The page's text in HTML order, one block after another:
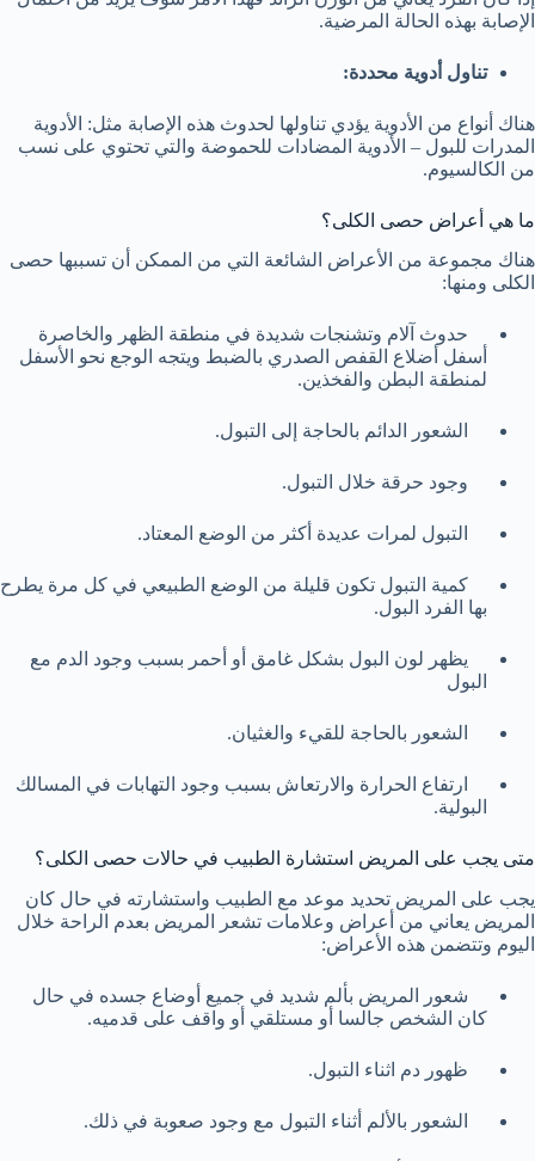
الإصابة بهذه الحالة المرضية.
تناول أدوية محددة:
هناك أنواع من الأدوية يؤدي تناولها لحدوث هذه الإصابة مثل: الأدوية
المدرات للبول – الأدوية المضادات للحموضة والتي تحتوي على نسب
من الكالسيوم.
ما هي أعراض حصى الكلى؟
هناك مجموعة من الأعراض الشائعة التي من الممكن أن تسببها حصى
الكلى ومنها:
حدوث آلام وتشنجات شديدة في منطقة الظهر والخاصرة
أسفل أضلاع القفص الصدري بالضبط ويتجه الوجع نحو الأسفل
لمنطقة البطن والفخذين.
الشعور الدائم بالحاجة إلى التبول.
وجود حرقة خلال التبول.
التبول لمرات عديدة أكثر من الوضع المعتاد.
كمية التبول تكون قليلة من الوضع الطبيعي في كل مرة يطرح
بها الفرد البول.
يظهر لون البول بشكل غامق أو أحمر بسبب وجود الدم مع
البول
الشعور بالحاجة للقيء والغثيان.
ارتفاع الحرارة والارتعاش بسبب وجود التهابات في المسالك
البولية.
متى يجب على المريض استشارة الطبيب في حالات حصى الكلى؟
يجب على المريض تحديد موعد مع الطبيب واستشارته في حال كان
المريض يعاني من أعراض وعلامات تشعر المريض بعدم الراحة خلال
اليوم وتتضمن هذه الأعراض:
شعور المريض بألم شديد في جميع أوضاع جسده في حال
كان الشخص جالسا أو مستلقي أو واقف على قدميه.
ظهور دم اثناء التبول.
الشعور بالألم أثناء التبول مع وجود صعوبة في ذلك.